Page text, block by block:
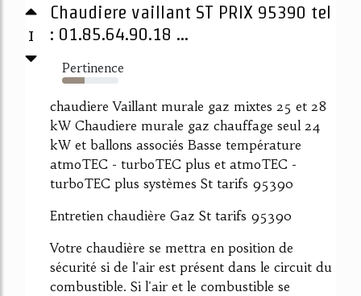
1
Chaudiere vaillant ST PRIX 95390 tel
: 01.85.64.90.18 ...
Pertinence
40%
chaudiere Vaillant murale gaz mixtes 25 et 28
kW Chaudiere murale gaz chauffage seul 24
kW et ballons associés Basse température
atmoTEC - turboTEC plus et atmoTEC -
turboTEC plus systèmes St tarifs 95390
Entretien chaudière Gaz St tarifs 95390
Votre chaudière se mettra en position de
sécurité si de l'air est présent dans le circuit du
combustible. Si l'air et le combustible se